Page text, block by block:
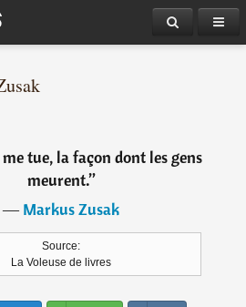
tue, la façon dont les gens
meurent.”
―Markus Zusak
Source:
La Voleuse de livres